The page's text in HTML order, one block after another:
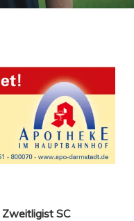
Zweitligist SC